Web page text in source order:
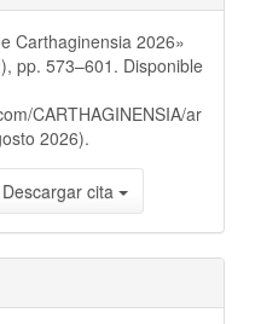
Carthaginensia 2026»
pp. 573–601. Disponible
CARTHAGINENSIA/ar
2026).
Descargar cita